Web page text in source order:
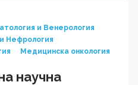
и Венерология
Нефрология
Медицинска онкология
научна